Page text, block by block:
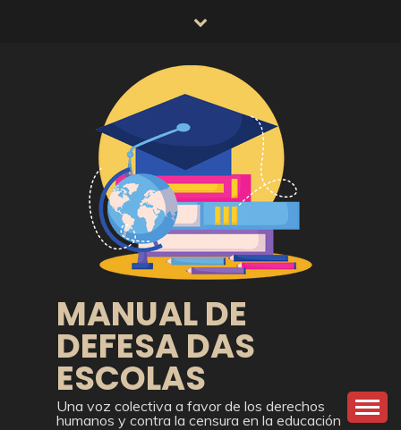
MANUAL DE
DEFESA DAS
ESCOLAS
Una voz colectiva a favor de los derechos
humanos y contra la censura en la educación